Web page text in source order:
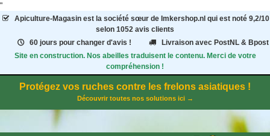
"
Apiculture-Magasinest la société sœur de Imkershop.nl qui est noté 9,2/10
selon 1052 avis clients
60 jours pour changer d'avis !
Livraison avec PostNL & Bpost
Site en construction. Nos abeilles traduisent le contenu. Merci de votre
compréhension !
Protégez vos ruches contre les frelons asiatiques !
Découvrir toutes nos solutions ici →